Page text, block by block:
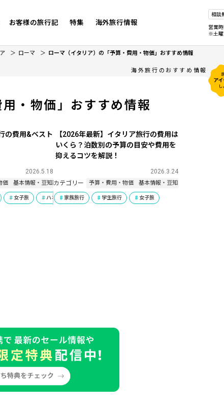
お客様の旅行記 特集 海外旅行情報
相談
営業
※土曜
ローマ ローマ（イタリア）の「予算・費用・物価」おすすめ情報
・物価」おすすめ情報
海外旅行のおすすめ情報
ハネムーン
の費用&ベスト
2026.5.18
価 基本情報・豆知識
女子旅 ハネムーン
【2026年最新】イタリア旅行の費用は
いくら？泊数別の予算の目安や費用を
抑えるコツを解説！
2026.3.24
カテゴリー
予算・費用・物価 基本情報・豆知識
家族旅行 学生旅行 女子旅